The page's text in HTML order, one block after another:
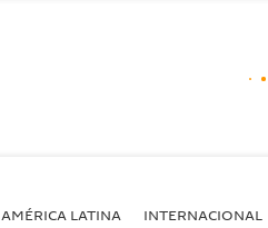
AMÉRICA LATINA INTERNACIONAL